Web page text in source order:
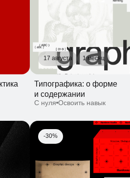
Типографика: о форме
Освоить навык
3 месяца
Айдентика: от идеи к
-30%